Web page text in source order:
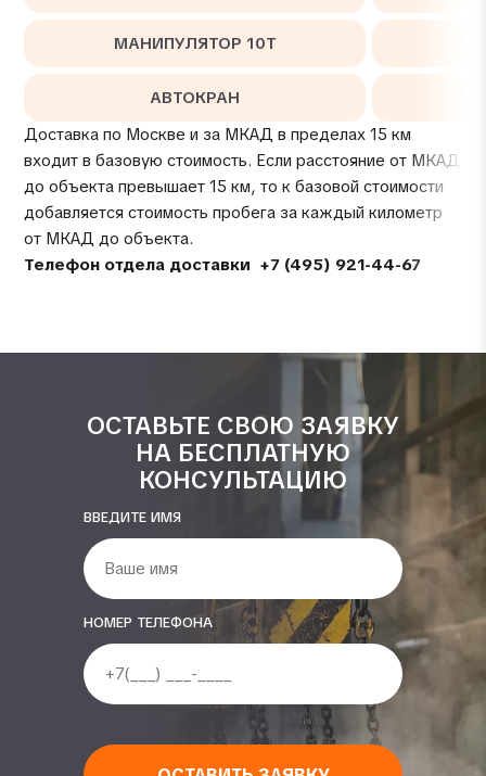
МАНИПУЛЯТОР 10Т
АВТОКРАН
Доставка по Москве и за МКАД в пределах 15 км
входит в базовую стоимость. Если расстояние от МКАД
до объекта превышает 15 км, то к базовой стоимости
добавляется стоимость пробега за каждый километр
от МКАД до объекта.
Телефон отдела доставки +7 (495) 921-44-67
ОСТАВЬТЕ СВОЮ ЗАЯВКУ
НА БЕСПЛАТНУЮ
КОНСУЛЬТАЦИЮ
ВВЕДИТЕ ИМЯ
НОМЕР ТЕЛЕФОНА